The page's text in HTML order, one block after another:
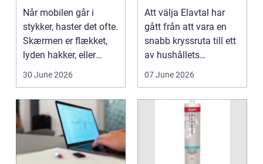
værksted
Når mobilen går i
stykker, haster det ofte.
Skærmen er flækket,
lyden hakker, eller
batteriet løber ...
30 June 2026
elmarknad
Att välja Elavtal har
gått från att vara en
snabb kryssruta till ett
av hushållets
viktigaste ekonom...
07 June 2026